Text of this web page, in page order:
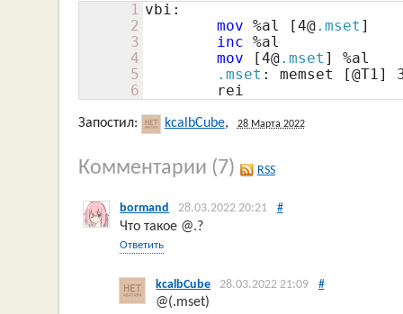
1
2
3
4
5
6
vbi:
mov %al [4@.mset ]
inc %al
mov [4@.mset ] %al
.mset : memset [@T1]
	rei
Запостил: kcalbCube, 28 Марта 2022
Комментарии (7) RSS
bormand 28.03.2022 20:21 #
Что такое @.?
Ответить
kcalbCube 28.03.2022 21:09 #
@(.mset)